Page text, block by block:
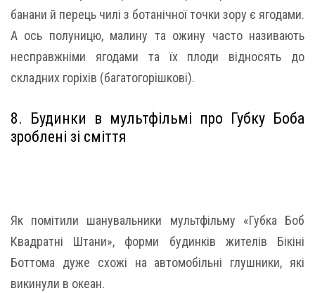
банани й перець чилі з ботанічної точки зору є ягодами.
А ось полуницю, малину та ожину часто називають
несправжніми ягодами та їх плоди відносять до
складних горіхів (багатогорішкові).
8. Будинки в мультфільмі про Губку Боба
зроблені зі сміття
Як помітили шанувальники мультфільму «Губка Боб
Квадратні Штани», форми будинків жителів Бікіні
Боттома дуже схожі на автомобільні глушники, які
викинули в океан.